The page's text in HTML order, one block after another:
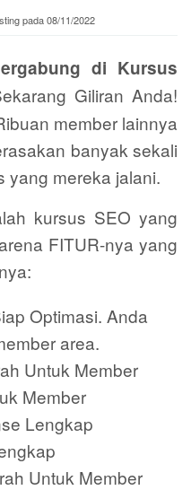
pada08/11/2022
di Kursus
Giliran Anda!
member lainnya
banyak sekali
yang mereka jalani.
kursus SEO yang
FITUR-nya yang
Optimasi. Anda
area.
Untuk Member
Member
Lengkap
Untuk Member